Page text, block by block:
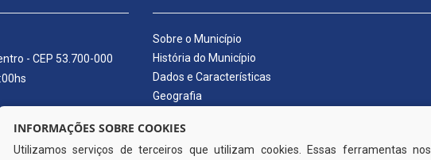
- CEP 53.700-000
Sobre o Município
História do Município
Dados e Características
Geografia
Símbolos do Município
Hino do Município
INFORMAÇÕES SOBRE COOKIES
Utilizamos serviços de terceiros que utilizam cookies. Essas ferramentas nos